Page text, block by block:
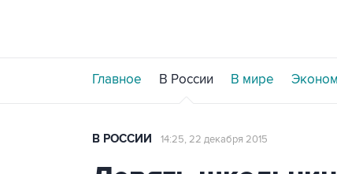
Главное В России В мире
В РОССИИ 14:25, 22 декабря 2015